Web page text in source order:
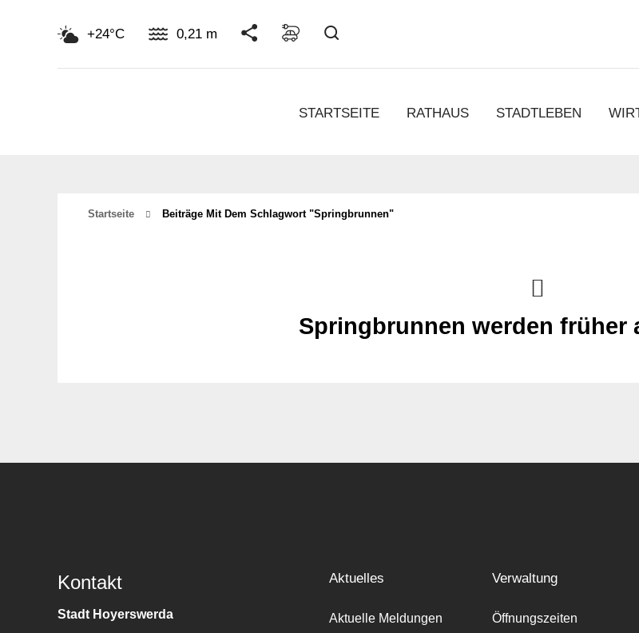
+24°C 0,21 m
STARTSEITE RATHAUS STADTLEBEN
Startseite Beiträge Mit Dem Schlagwort "springbrunnen"
Springbrunnen werden früher
Kontakt
Stadt Hoyerswerda
Aktuelles
Aktuelle Meldungen
Verwaltung
Öffnungszeiten